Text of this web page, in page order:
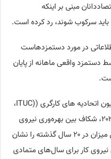
مبنی بر اینکه
سرکوب شوند، رد کرده است.
در مورد دستمزدهاست
متوسط ​​دستمزد واقعی ماهانه از پایان
لوکا ویسنتینی، دبیر کل کنفدراسیون اتحادیه های کارگری ((ITUC،
در اینباره گفته است: «در سال ۲۰۲۲، شکاف بین بهره‌وری نیروی
کار و دستمزدهای واقعی بالاترین میزان در ۲۰ سال گذشته را نشان
کار برای سال‌های متمادی